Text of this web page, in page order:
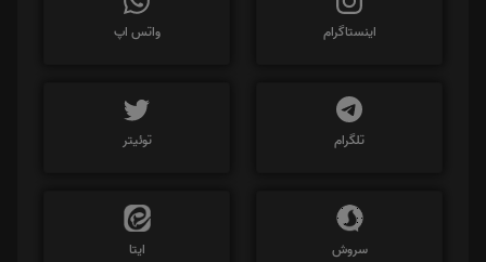
اینستاگرام واتس اپ
تلگرام توئیتر
سروش ایتا